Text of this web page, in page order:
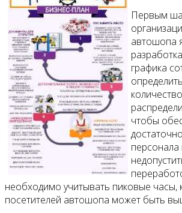
Первым
автошопа
графика
чтобы
необходимо учитывать пиковые часы,
посетителей автошопа может быть